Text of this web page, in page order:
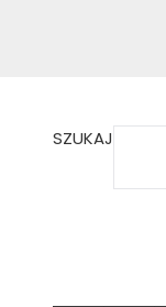
SZUKAJ